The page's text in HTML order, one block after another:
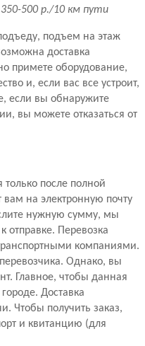
500 р./10 км пути
подъем на этаж
доставка
примете оборудование,
и, если вас все устроит,
если вы обнаружите
вы можете отказаться от
после полной
на электронную почту
нужную сумму, мы
отправке. Перевозка
компаниями.
Однако, вы
Главное, чтобы данная
Доставка
Чтобы получить заказ,
и квитанцию (для